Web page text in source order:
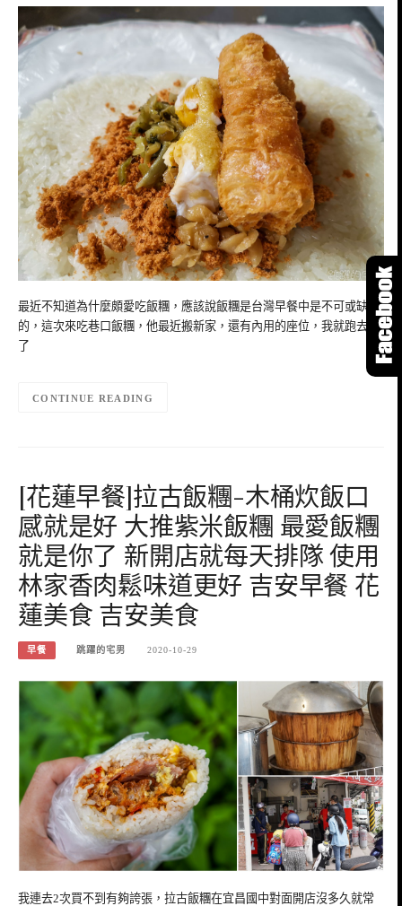
最近不知道為什麼頗愛吃飯糰，應該說飯糰是台灣早餐中是不可或缺
的，這次來吃巷口飯糰，他最近搬新家，還有內用的座位，我就跑去吃
了
CONTINUE READING
[花蓮早餐]拉古飯糰-木桶炊飯口
感就是好 大推紫米飯糰 最愛飯糰
就是你了 新開店就每天排隊 使用
林家香肉鬆味道更好 吉安早餐 花
蓮美食 吉安美食
早餐 跳躍的宅男 2020-10-29
我連去2次買不到有夠誇張，拉古飯糰在宜昌國中對面開店沒多久就常